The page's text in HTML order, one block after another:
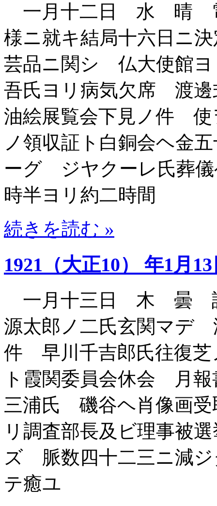
一月十二日 水 晴
様ニ就キ結局十六日ニ
芸品ニ関シ 仏大使館
吾氏ヨリ病気欠席 渡邊
油絵展覧会下見ノ件 使
ノ領収証ト白銅会ヘ金
ーグ ジヤクーレ氏葬
時半ヨリ約二時間
続きを読む »
1921（大正10） 年1月
一月十三日 木 曇
源太郎ノ二氏玄関マ
件 早川千吉郎氏往復
ト霞関委員会休会 月
三浦氏 磯谷ヘ肖像画
リ調査部長及ビ理事被
ズ 脈数四十二三ニ減ジ
テ癒ユ